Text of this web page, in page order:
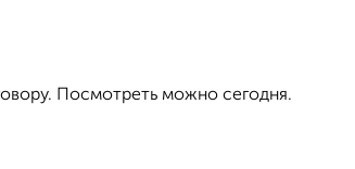
Посмотреть можно сегодня.